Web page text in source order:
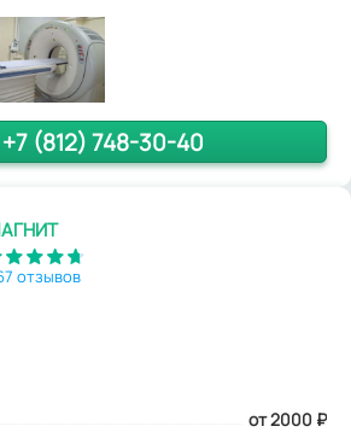
+7 (812) 748-30-40
отзывов
от 2000 ₽